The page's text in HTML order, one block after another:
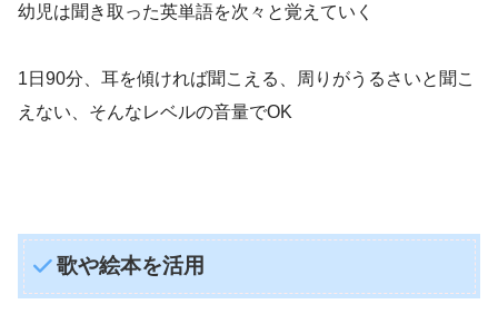
幼児は聞き取った英単語を次々と覚えていく
1日90分、耳を傾ければ聞こえる、周りがうるさいと聞こ
えない、そんなレベルの音量でOK
歌や絵本を活用